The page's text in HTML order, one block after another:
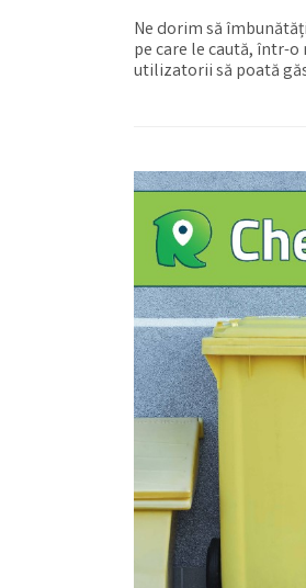
Ne dorim să
pe care le caută, într-
utilizatorii să poată